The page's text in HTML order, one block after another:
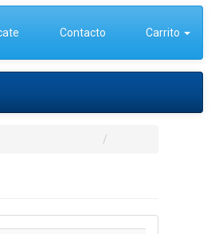
Contacto Carrito